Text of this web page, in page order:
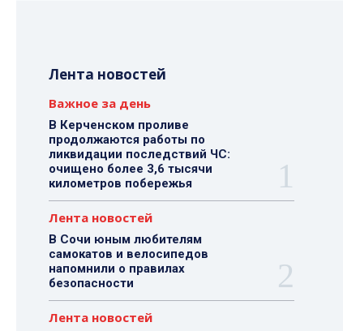
Лента новостей
Важное за день
В Керченском проливе
продолжаются работы по
ликвидации последствий ЧС:
очищено более 3,6 тысячи
километров побережья
Лента новостей
В Сочи юным любителям
самокатов и велосипедов
напомнили о правилах
безопасности
Лента новостей